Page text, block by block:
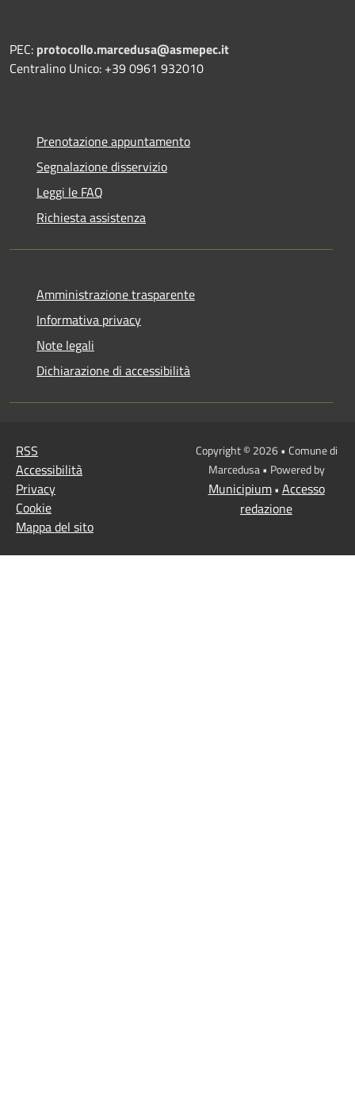
PEC: protocollo.marcedusa@asmepec.it
Centralino Unico: +39 0961 932010
Prenotazione appuntamento
Segnalazione disservizio
Leggi le FAQ
Richiesta assistenza
Amministrazione trasparente
Informativa privacy
Note legali
Dichiarazione di accessibilità
RSS
Accessibilità
Privacy
Cookie
Mappa del sito
Copyright © 2026 • Comune di
Marcedusa • Powered by
Municipium• Accesso
redazione